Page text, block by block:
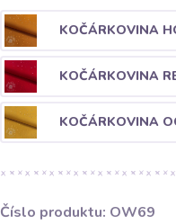
KOČÁRKOVINA
KOČÁRKOVINA
KOČÁRKOVINA
Číslo produktu: OW69